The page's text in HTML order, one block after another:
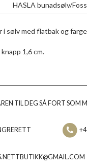
HASLA bunadsølv/
sølv med flatbak og
1,6 cm.
TIL DEG SÅ FORT SOM